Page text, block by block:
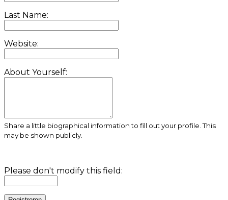
Last Name:
Website:
About Yourself:
Share a little biographical information to fill out your profile. This
may be shown publicly.
Please don't modify this field: